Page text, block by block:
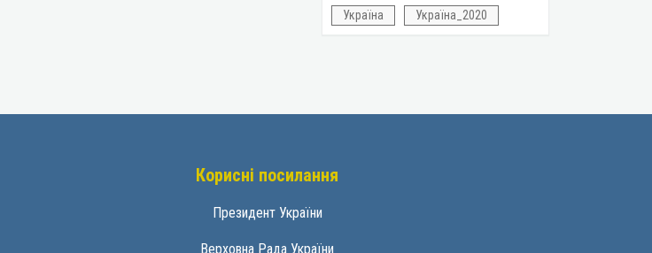
Україна Україна_2020
Корисні посилання
Президент України
Верховна Рада України